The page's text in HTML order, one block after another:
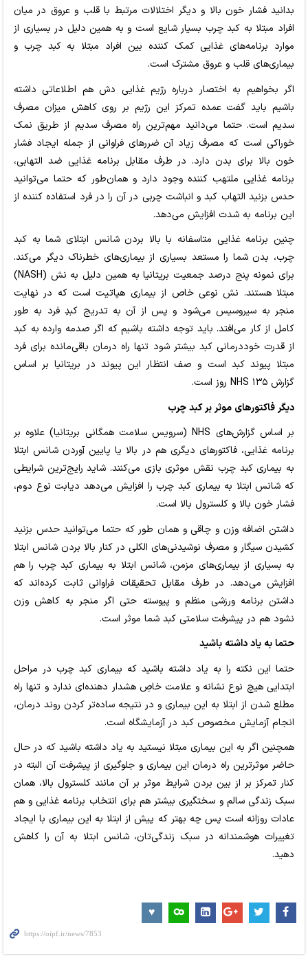
بدانید فشار خون بالا و دیگر اختلالات مرتبط با قلب و عروق در میان
افراد مبتلا به کبد چرب بسیار شایع است و به همین دلیل در بسیاری از
موارد برنامه‌های غذایی کمک کننده بین افراد مبتلا به کبد چرب و
بیماری‌های قلب و عروق مشترک است.
اگر بخواهیم به اختصار درباره رژیم غذایی دش هم اطلاعاتی داشته
باشیم باید گفت عمده تمرکز این رژیم بر روی کاهش میزان مصرف
سدیم است. حتما می‌دانید مهم‌ترین راه مصرف سدیم از طریق نمک
خوراکی است که مصرف زیاد آن ضررهای فراوانی از جمله ایجاد فشار
خون بالا برای بدن دارد. در طرف مقابل برنامه غذایی ضد التهابی،
برنامه غذایی ملتهب کننده وجود دارد و همان‌طور که حتما می‌توانید
حدس بزنید التهاب کبد و انباشت چربی در آن را در فرد استفاده کننده از
این برنامه به شدت افزایش می‌دهد.
چنین برنامه غذایی متاسفانه با بالا بردن شانس ابتلای شما به کبد
چرب، بدن شما را مستعد بسیاری از بیماری‌های خطرناک دیگر می‌کند.
برای نمونه پنج درصد جمعیت بریتانیا به همین دلیل به نش (NASH)
مبتلا هستند. نش نوعی خاص از بیماری هپاتیت است که در نهایت
منجر به سیروسیس می‌شود و پس از آن به تدریج کبدِ فرد به طور
کامل از کار می‌افتد. باید توجه داشته باشیم که اگر صدمه وارده به کبد
از قدرت خوددرمانی کبد بیشتر شود تنها راه درمان باقی‌مانده برای فرد
مبتلا پیوند کبد است و صف انتظار این پیوند در بریتانیا بر اساس
گزارش NHS ۱۳۵ روز است.
دیگر فاکتورهای موثر بر کبد چرب
بر اساس گزارش‌های NHS (سرویس سلامت همگانی بریتانیا) علاوه بر
برنامه غذایی، فاکتورهای دیگری هم در بالا یا پایین آوردن شانس ابتلا
به بیماری کبد چرب نقش موثری بازی می‌کنند. شاید رایج‌ترین شرایطی
که شانس ابتلا به بیماری کبد چرب را افزایش می‌دهد دیابت نوع دوم،
فشار خون بالا و کلسترول بالا است.
داشتن اضافه وزن و چاقی و همان طور که حتما می‌توانید حدس بزنید
کشیدن سیگار و مصرف نوشیدنی‌های الکلی در کنار بالا بردن شانس ابتلا
به بسیاری از بیماری‌های مزمن، شانس ابتلا به بیماری کبد چرب را هم
افزایش می‌دهد. در طرف مقابل تحقیقات فراوانی ثابت کرده‌اند که
داشتن برنامه ورزشی منظم و پیوسته حتی اگر منجر به کاهش وزن
نشود هم در پیشرفت سلامتی کبد شما موثر است.
حتما به یاد داشته باشید
حتما این نکته را به یاد داشته باشید که بیماری کبد چرب در مراحل
ابتدایی هیچ نوع نشانه و علامت خاصِ هشدار دهنده‌ای ندارد و تنها راه
مطلع شدن از ابتلا به این بیماری و در نتیجه ساده‌تر کردن روند درمان،
انجام آزمایش مخصوص کبد در آزمایشگاه است.
همچنین اگر به این بیماری مبتلا نیستید به یاد داشته باشید که در حال
حاضر موثرترین راه درمان این بیماری و جلوگیری از پیشرفت آن البته در
کنار تمرکز بر از بین بردن شرایط موثر بر آن مانند کلسترول بالا، همان
سبک زندگی سالم و سختگیری بیشتر هم برای انتخاب برنامه غذایی و هم
عادات روزانه است پس چه بهتر که پیش از ابتلا به این بیماری با ایجاد
تغییرات هوشمندانه در سبک زندگی‌تان، شانس ابتلا به آن را کاهش
دهید.